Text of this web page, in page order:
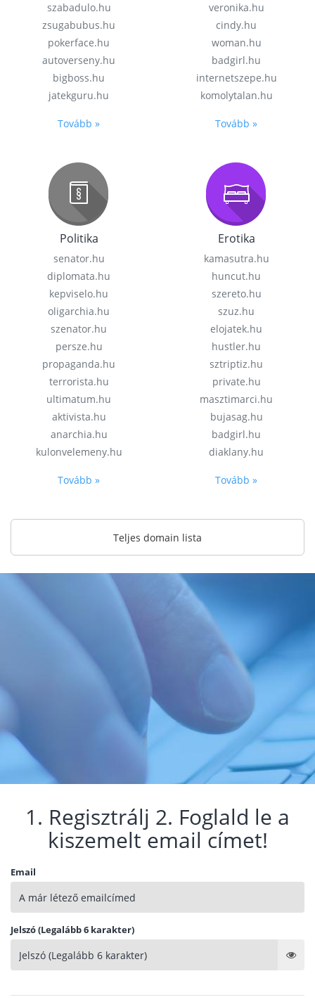
szabadulo.hu
zsugabubus.hu
pokerface.hu
autoverseny.hu
bigboss.hu
jatekguru.hu
Tovább »
veronika.hu
cindy.hu
woman.hu
badgirl.hu
internetszepe.hu
komolytalan.hu
Tovább »
Politika
senator.hu
diplomata.hu
kepviselo.hu
oligarchia.hu
szenator.hu
persze.hu
propaganda.hu
terrorista.hu
ultimatum.hu
aktivista.hu
anarchia.hu
kulonvelemeny.hu
Tovább »
Erotika
kamasutra.hu
huncut.hu
szereto.hu
szuz.hu
elojatek.hu
hustler.hu
sztriptiz.hu
private.hu
masztimarci.hu
bujasag.hu
badgirl.hu
diaklany.hu
Tovább »
Teljes domain lista
1. Regisztrálj 2. Foglald le a
kiszemelt email címet!
Email
Jelszó (Legalább 6 karakter)